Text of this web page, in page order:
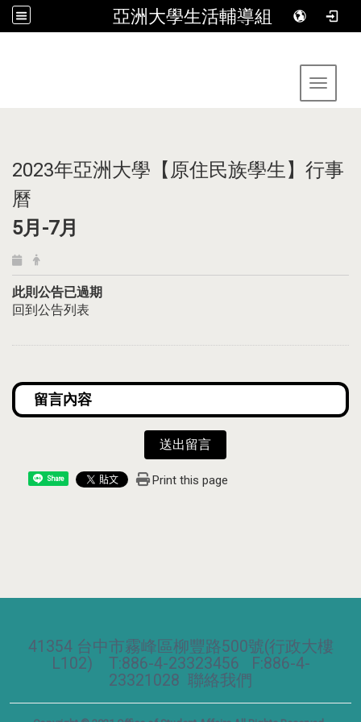
亞洲大學生活輔導組
Toggle
2023年亞洲大學【原住民族學生】行事
曆
5月-7月
此則公告已過期
回到公告列表
送出留言
Share Print this page
41354 台中市霧峰區柳豐路500號(行政大樓
L102) T:886-4-23323456 F:886-4-
23321028 聯絡我們